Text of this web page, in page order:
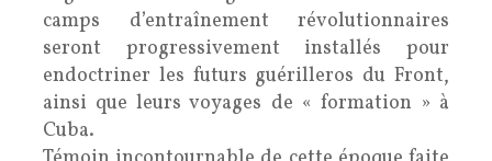
camps d’entraînement révolutionnaires
seront progressivement installés pour
endoctriner les futurs guérilleros du Front,
ainsi que leurs voyages de « formation » à
Cuba.